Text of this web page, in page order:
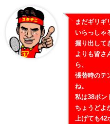
まだギリギ
いらっしゃ
掘り出して
よりも皆さ
ら、
張替時のテ
ね。
私は38ポン
ちょうどよ
上げても